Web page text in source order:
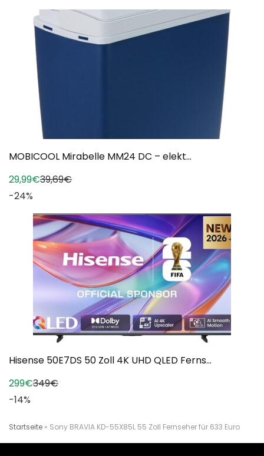
MOBICOOL Mirabelle MM24 DC – elekt...
29,99€39,69€
-24%
Hisense 50E7DS 50 Zoll 4K UHD QLED Ferns...
299€349€
-14%
Startseite » Sony BRAVIA KD-55X85L 55 Zoll Fernseher für 633 Euro